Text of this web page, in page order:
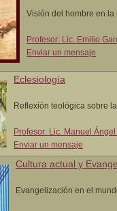
Visión del hombre en
Profesor: Lic. Emilio
Enviar un mensaje
Eclesiología
Reflexión teológica sobre
Profesor: Lic. Manuel
Enviar un mensaje
Cultura actual y
Evangelización en el